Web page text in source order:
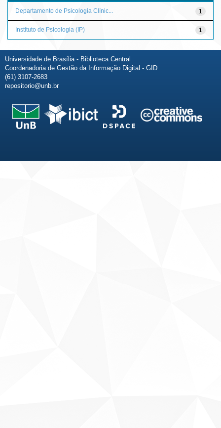
1
Departamento de Psicologia Clínic...
1
Instituto de Psicologia (IP)
Universidade de Brasília - Biblioteca Central
Coordenadoria de Gestão da Informação Digital - GID
(61) 3107-2683
repositorio@unb.br